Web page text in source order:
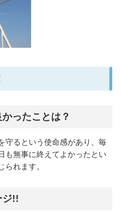
ったことは？
守るという使命感があり、毎
も無事に終えてよかったとい
られます。
ジ!!